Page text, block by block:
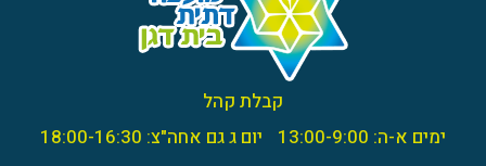
קבלת קהל
ימים א-ה: 13:00-9:00
יום ג גם אחה"צ: 18:00-16:30